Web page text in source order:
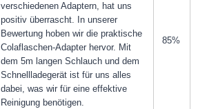
verschiedenen Adaptern, hat uns
positiv überrascht. In unserer
Bewertung hoben wir die praktische
Colaflaschen-Adapter hervor. Mit
dem 5m langen Schlauch und dem
Schnellladegerät ist für uns alles
dabei, was wir für eine effektive
Reinigung benötigen.
85%